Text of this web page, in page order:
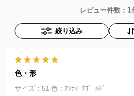
レビュー件数： 1
絞り込み
色・形
サイズ：51 色：ｱﾝﾃｨｰｸｺﾞｰﾙﾄﾞ